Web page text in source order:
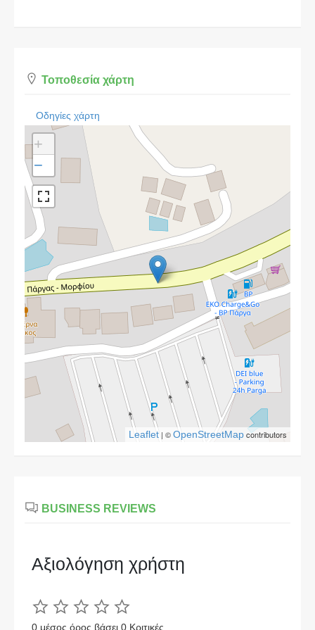
Τοποθεσία χάρτη
Οδηγίες χάρτη
+
−
Leaflet | ©OpenStreetMapcontributors
BUSINESS REVIEWS
Αξιολόγηση χρήστη
0 μέσος όρος βάσει 0 Κριτικές